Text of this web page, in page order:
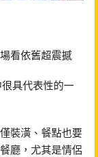
看依舊超震撼
很具代表性的一
裝潢、餐點也要
廳，尤其是情侶